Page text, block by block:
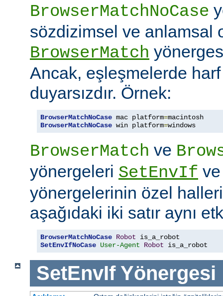
BrowserMatchNoCase
sözdizimsel ve anlamsal
BrowserMatch
Ancak, eşleşmelerde
duyarsızdır. Örnek:
BrowserMatchNoCase mac platform=
BrowserMatchNoCase win platform=windows
BrowserMatch ve
yönergeleri SetEnvIf
yönergelerinin özel
aşağıdaki iki satır aynı
BrowserMatchNoCase Robot
SetEnvIfNoCase User-Agent Robot is_a_robot
SetEnvIf Yönergesi